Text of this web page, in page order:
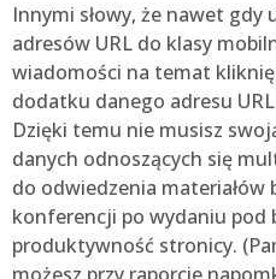
Innymi słowy, że nawet gdy
adresów URL do klasy
wiadomości na temat
dodatku danego adresu
Dzięki temu nie musisz
danych odnoszących się
do odwiedzenia
konferencji po wydaniu pod
produktywność stronicy.